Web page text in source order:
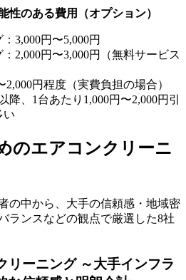
性のある費用（オプション）
3,000円〜5,000円
2,000円〜3,000円（無料サービス
2,000円程度（実費負担の場合）
降、1台あたり1,000円〜2,000円引
い
のエアコンクリーニ
の中から、大手の信頼感・地域密
ランスなどの観点で厳選した8社
リーニング ～大手インフラ